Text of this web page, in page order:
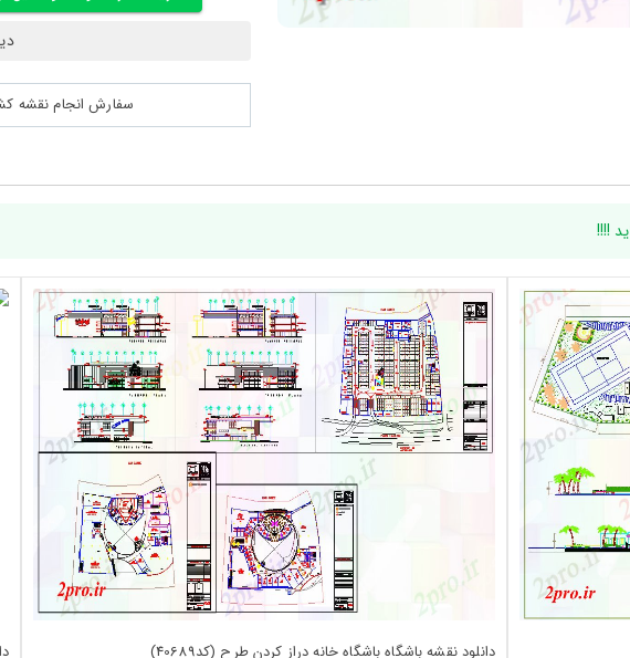
سفارش انجام نقشه کشی
!!!!
دانلود نقشه باشگاه باشگاه خانه دراز کردن طرح (کد40689)